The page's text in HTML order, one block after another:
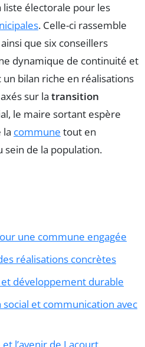
liste électorale pour les
. Celle-ci rassemble
que six conseillers
dynamique de continuité et
bilan riche en réalisations
sur la transition
le maire sortant espère
la commune tout en
sein de la population.
une commune engagée
réalisations concrètes
développement durable
et communication avec